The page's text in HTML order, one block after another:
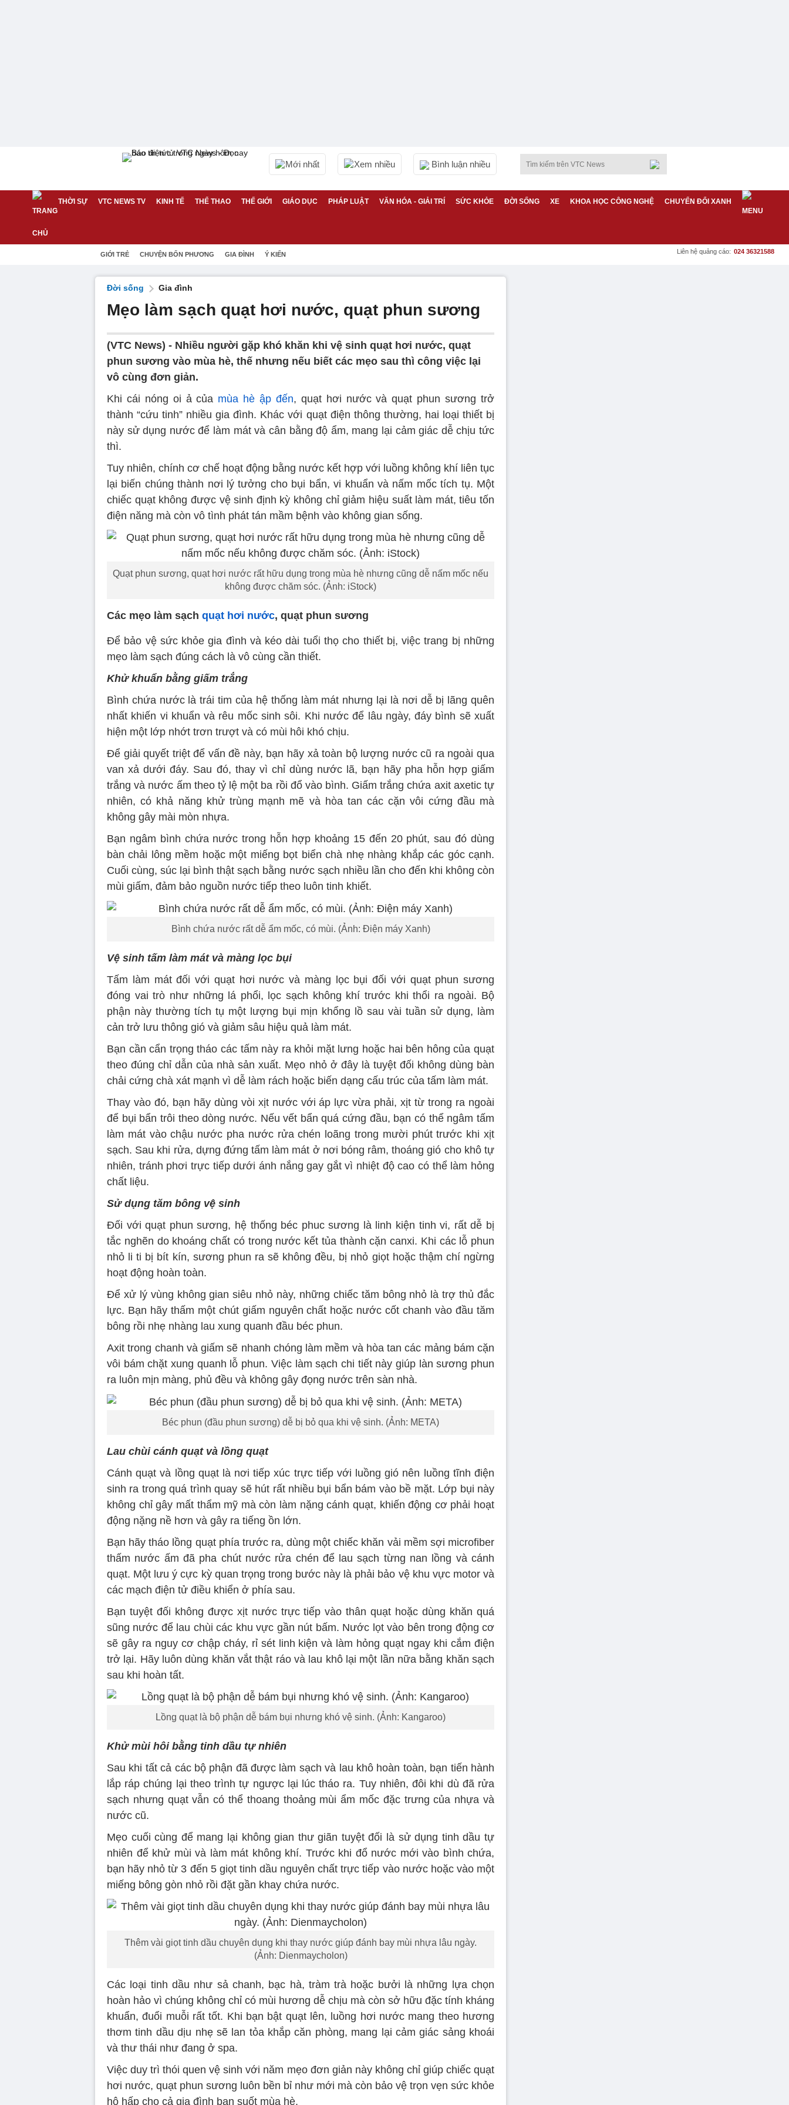
Mới nhất Xem nhiều Bình luận nhiều
THỜI SỰ VTC NEWS TV KINH TẾ THỂ THAO THẾ GIỚI GIÁO DỤC PHÁP LUẬT VĂN HÓA - GIẢI TRÍ SỨC KHỎE ĐỜI SỐNG XE KHOA HỌC CÔNG NGHỆ CHUYỂN ĐỔI XANH
GIỚI TRẺ CHUYỆN BỐN PHƯƠNG GIA ĐÌNH Ý KIẾN Liên hệ quảng cáo: 024 36321588
Đời sống Gia đình
Mẹo làm sạch quạt hơi nước, quạt phun sương
(VTC News) - Nhiều người gặp khó khăn khi vệ sinh quạt hơi nước, quạt
phun sương vào mùa hè, thế nhưng nếu biết các mẹo sau thì công việc lại
vô cùng đơn giản.
Khi cái nóng oi ả của mùa hè ập đến, quạt hơi nước và quạt phun sương trở
thành “cứu tinh” nhiều gia đình. Khác với quạt điện thông thường, hai loại thiết bị
này sử dụng nước để làm mát và cân bằng độ ẩm, mang lại cảm giác dễ chịu tức
thì.
Tuy nhiên, chính cơ chế hoạt động bằng nước kết hợp với luồng không khí liên tục
lại biến chúng thành nơi lý tưởng cho bụi bẩn, vi khuẩn và nấm mốc tích tụ. Một
chiếc quạt không được vệ sinh định kỳ không chỉ giảm hiệu suất làm mát, tiêu tốn
điện năng mà còn vô tình phát tán mầm bệnh vào không gian sống.
Quạt phun sương, quạt hơi nước rất hữu dụng trong mùa hè nhưng cũng dễ nấm mốc nếu
không được chăm sóc. (Ảnh: iStock)
Các mẹo làm sạch quạt hơi nước, quạt phun sương
Để bảo vệ sức khỏe gia đình và kéo dài tuổi thọ cho thiết bị, việc trang bị những
mẹo làm sạch đúng cách là vô cùng cần thiết.
Khử khuẩn bằng giấm trắng
Bình chứa nước là trái tim của hệ thống làm mát nhưng lại là nơi dễ bị lãng quên
nhất khiến vi khuẩn và rêu mốc sinh sôi. Khi nước để lâu ngày, đáy bình sẽ xuất
hiện một lớp nhớt trơn trượt và có mùi hôi khó chịu.
Để giải quyết triệt để vấn đề này, bạn hãy xả toàn bộ lượng nước cũ ra ngoài qua
van xả dưới đáy. Sau đó, thay vì chỉ dùng nước lã, bạn hãy pha hỗn hợp giấm
trắng và nước ấm theo tỷ lệ một ba rồi đổ vào bình. Giấm trắng chứa axit axetic tự
nhiên, có khả năng khử trùng mạnh mẽ và hòa tan các cặn vôi cứng đầu mà
không gây mài mòn nhựa.
Bạn ngâm bình chứa nước trong hỗn hợp khoảng 15 đến 20 phút, sau đó dùng
bàn chải lông mềm hoặc một miếng bọt biển chà nhẹ nhàng khắp các góc cạnh.
Cuối cùng, súc lại bình thật sạch bằng nước sạch nhiều lần cho đến khi không còn
mùi giấm, đảm bảo nguồn nước tiếp theo luôn tinh khiết.
Bình chứa nước rất dễ ẩm mốc, có mùi. (Ảnh: Điện máy Xanh)
Vệ sinh tấm làm mát và màng lọc bụi
Tấm làm mát đối với quạt hơi nước và màng lọc bụi đối với quạt phun sương
đóng vai trò như những lá phổi, lọc sạch không khí trước khi thổi ra ngoài. Bộ
phận này thường tích tụ một lượng bụi mịn khổng lồ sau vài tuần sử dụng, làm
cản trở lưu thông gió và giảm sâu hiệu quả làm mát.
Bạn cần cẩn trọng tháo các tấm này ra khỏi mặt lưng hoặc hai bên hông của quạt
theo đúng chỉ dẫn của nhà sản xuất. Mẹo nhỏ ở đây là tuyệt đối không dùng bàn
chải cứng chà xát mạnh vì dễ làm rách hoặc biến dạng cấu trúc của tấm làm mát.
Thay vào đó, bạn hãy dùng vòi xịt nước với áp lực vừa phải, xịt từ trong ra ngoài
để bụi bẩn trôi theo dòng nước. Nếu vết bẩn quá cứng đầu, bạn có thể ngâm tấm
làm mát vào chậu nước pha nước rửa chén loãng trong mười phút trước khi xịt
sạch. Sau khi rửa, dựng đứng tấm làm mát ở nơi bóng râm, thoáng gió cho khô tự
nhiên, tránh phơi trực tiếp dưới ánh nắng gay gắt vì nhiệt độ cao có thể làm hỏng
chất liệu.
Sử dụng tăm bông vệ sinh
Đối với quạt phun sương, hệ thống béc phuc sương là linh kiện tinh vi, rất dễ bị
tắc nghẽn do khoáng chất có trong nước kết tủa thành cặn canxi. Khi các lỗ phun
nhỏ li ti bị bít kín, sương phun ra sẽ không đều, bị nhỏ giọt hoặc thậm chí ngừng
hoạt động hoàn toàn.
Để xử lý vùng không gian siêu nhỏ này, những chiếc tăm bông nhỏ là trợ thủ đắc
lực. Bạn hãy thấm một chút giấm nguyên chất hoặc nước cốt chanh vào đầu tăm
bông rồi nhẹ nhàng lau xung quanh đầu béc phun.
Axit trong chanh và giấm sẽ nhanh chóng làm mềm và hòa tan các mảng bám cặn
vôi bám chặt xung quanh lỗ phun. Việc làm sạch chi tiết này giúp làn sương phun
ra luôn mịn màng, phủ đều và không gây đọng nước trên sàn nhà.
Béc phun (đầu phun sương) dễ bị bỏ qua khi vệ sinh. (Ảnh: META)
Lau chùi cánh quạt và lồng quạt
Cánh quạt và lồng quạt là nơi tiếp xúc trực tiếp với luồng gió nên luồng tĩnh điện
sinh ra trong quá trình quay sẽ hút rất nhiều bụi bẩn bám vào bề mặt. Lớp bụi này
không chỉ gây mất thẩm mỹ mà còn làm nặng cánh quạt, khiến động cơ phải hoạt
động nặng nề hơn và gây ra tiếng ồn lớn.
Bạn hãy tháo lồng quạt phía trước ra, dùng một chiếc khăn vải mềm sợi microfiber
thấm nước ấm đã pha chút nước rửa chén để lau sạch từng nan lồng và cánh
quạt. Một lưu ý cực kỳ quan trọng trong bước này là phải bảo vệ khu vực motor và
các mạch điện tử điều khiển ở phía sau.
Bạn tuyệt đối không được xịt nước trực tiếp vào thân quạt hoặc dùng khăn quá
sũng nước để lau chùi các khu vực gần nút bấm. Nước lọt vào bên trong động cơ
sẽ gây ra nguy cơ chập cháy, rỉ sét linh kiện và làm hỏng quạt ngay khi cắm điện
trở lại. Hãy luôn dùng khăn vắt thật ráo và lau khô lại một lần nữa bằng khăn sạch
sau khi hoàn tất.
Lồng quạt là bộ phận dễ bám bụi nhưng khó vệ sinh. (Ảnh: Kangaroo)
Khử mùi hôi bằng tinh dầu tự nhiên
Sau khi tất cả các bộ phận đã được làm sạch và lau khô hoàn toàn, bạn tiến hành
lắp ráp chúng lại theo trình tự ngược lại lúc tháo ra. Tuy nhiên, đôi khi dù đã rửa
sạch nhưng quạt vẫn có thể thoang thoảng mùi ẩm mốc đặc trưng của nhựa và
nước cũ.
Mẹo cuối cùng để mang lại không gian thư giãn tuyệt đối là sử dụng tinh dầu tự
nhiên để khử mùi và làm mát không khí. Trước khi đổ nước mới vào bình chứa,
bạn hãy nhỏ từ 3 đến 5 giọt tinh dầu nguyên chất trực tiếp vào nước hoặc vào một
miếng bông gòn nhỏ rồi đặt gần khay chứa nước.
Thêm vài giọt tinh dầu chuyên dụng khi thay nước giúp đánh bay mùi nhựa lâu ngày.
(Ảnh: Dienmaycholon)
Các loại tinh dầu như sả chanh, bạc hà, tràm trà hoặc bưởi là những lựa chọn
hoàn hảo vì chúng không chỉ có mùi hương dễ chịu mà còn sở hữu đặc tính kháng
khuẩn, đuổi muỗi rất tốt. Khi bạn bật quạt lên, luồng hơi nước mang theo hương
thơm tinh dầu dịu nhẹ sẽ lan tỏa khắp căn phòng, mang lại cảm giác sảng khoái
và thư thái như đang ở spa.
Việc duy trì thói quen vệ sinh với năm mẹo đơn giản này không chỉ giúp chiếc quạt
hơi nước, quạt phun sương luôn bền bỉ như mới mà còn bảo vệ trọn vẹn sức khỏe
hô hấp cho cả gia đình bạn suốt mùa hè.